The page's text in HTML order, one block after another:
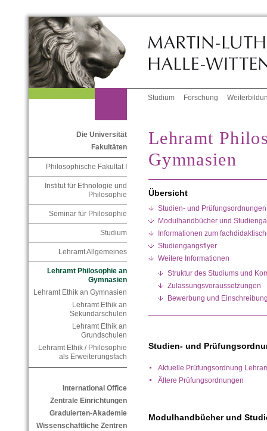
Studium Forschung
Die Universität
Fakultäten
Philosophische Fakultät I
Institut für Ethnologie und
Philosophie
Seminar für Philosophie
Studium
Lehramt Allgemeines
Lehramt Philosophie an
Gymnasien
Lehramt Ethik an Gymnasien
Lehramt Ethik an
Sekundarschulen
Lehramt Ethik an
Grundschulen
Lehramt Ethik / Philosophie
als Erweiterungsfach
International Office
Zentrale Einrichtungen
Graduierten-Akademie
Wissenschaftliche Zentren
Lehramt
Gymnasien
Übersicht
Studien- und Prüfungsordnungen
Modulhandbücher und
Informationen zum
Studiengangsflyer
Weitere Informationen
Struktur des Studiums und
Zulassungsvoraussetzungen
Bewerbung und
Studien- und
Aktuelle Prüfungsordnung
Ältere Prüfungsordnungen
Modulhandbücher und